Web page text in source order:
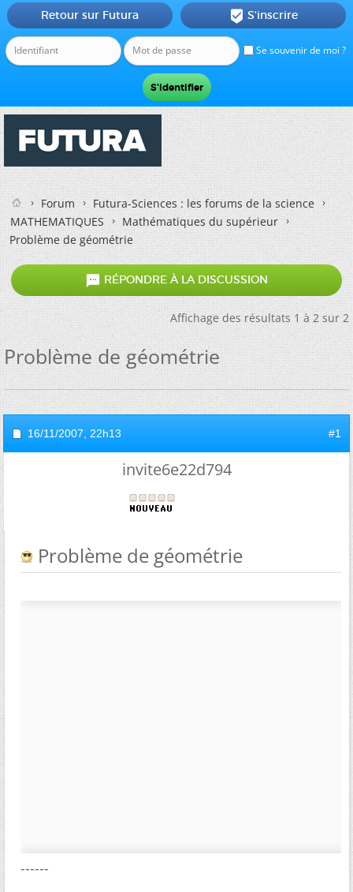
Se souvenir de moi ?
Retour sur Futura  S'inscrire
Forum
Futura-Sciences : les forums de la science
MATHEMATIQUES
Mathématiques du supérieur
Problème de géométrie
 RÉPONDRE À LA DISCUSSION
Affichage des résultats 1 à 2 sur 2
Problème de géométrie
16/11/2007, 22h13 #1
invite6e22d794
Problème de géométrie
------